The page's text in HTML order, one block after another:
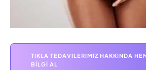
TIKLA TEDAVILERIMIZ HAKKINDA
BILGI AL